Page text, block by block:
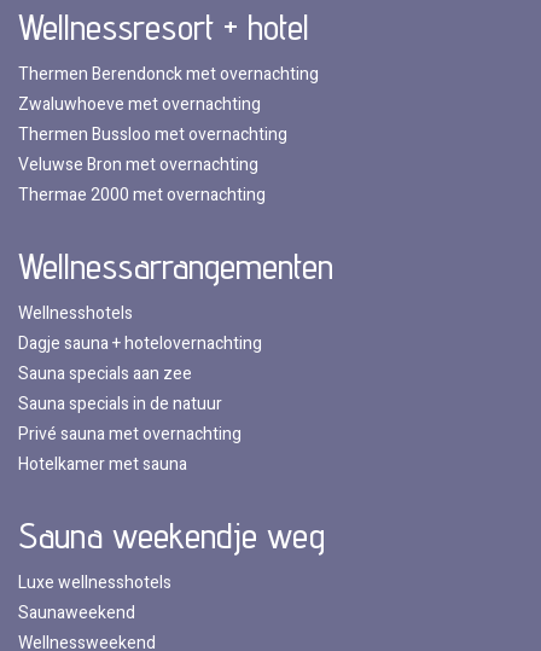
Wellnessresort + hotel
Thermen Berendonck met overnachting
Zwaluwhoeve met overnachting
Thermen Bussloo met overnachting
Veluwse Bron met overnachting
Thermae 2000 met overnachting
Wellnessarrangementen
Wellnesshotels
Dagje sauna + hotelovernachting
Sauna specials aan zee
Sauna specials in de natuur
Privé sauna met overnachting
Hotelkamer met sauna
Sauna weekendje weg
Luxe wellnesshotels
Saunaweekend
Wellnessweekend